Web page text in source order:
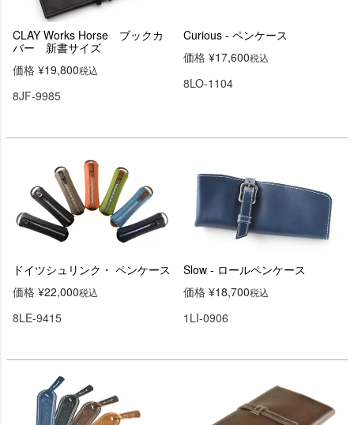
CLAY Works Horse ブックカ
バー 新書サイズ
価格 ¥19,800税込
8JF-9985
Curious - ペンケース
価格 ¥17,600税込
8LO-1104
ドイツシュリンク・ ペンケース
価格 ¥22,000税込
8LE-9415
Slow - ロールペンケース
価格 ¥18,700税込
1LI-0906